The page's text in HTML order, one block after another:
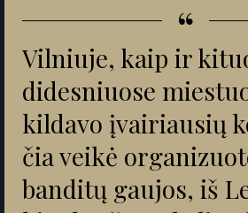
“
Vilniuje, kaip ir
didesniuose
kildavo įvairiausių
čia veikė
banditų gaujos, iš